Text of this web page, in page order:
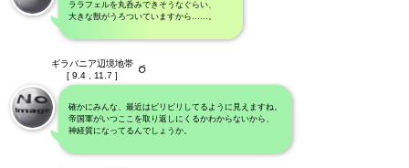
ララフェルを丸呑みできそうなぐらい、
大きな獣がうろついていますから……。
ギラバニア辺境地帯
[ 9.4 , 11.7 ]
確かにみんな、最近はピリピリしてるように見えますね。
帝国軍がいつここを取り返しにくるかわからないから、
神経質になってるんでしょうか。